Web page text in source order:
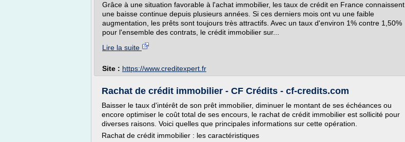
Grâce à une situation favorable à l'achat immobilier, les taux de crédit en France connaissent
une baisse continue depuis plusieurs années. Si ces derniers mois ont vu une faible
augmentation, les prêts sont toujours très attractifs. Avec un taux d'environ 1% contre 1,50%
pour l'ensemble des contrats, le crédit immobilier sur...
Lire la suite
Site : https://www.creditexpert.fr
Rachat de crédit immobilier - CF Crédits - cf-credits.com
Baisser le taux d'intérêt de son prêt immobilier, diminuer le montant de ses échéances ou
encore optimiser le coût total de ses encours, le rachat de crédit immobilier est sollicité pour
diverses raisons. Voici quelles que principales informations sur cette opération.
Rachat de crédit immobilier : les caractéristiques